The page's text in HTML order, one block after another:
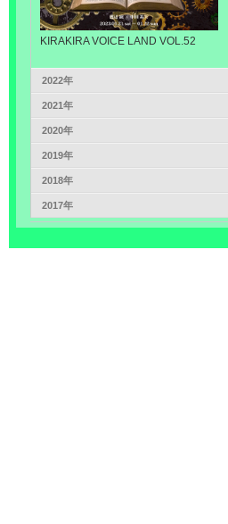
KIRAKIRA VOICE LAND VOL.52
2022年
2021年
2020年
2019年
2018年
2017年